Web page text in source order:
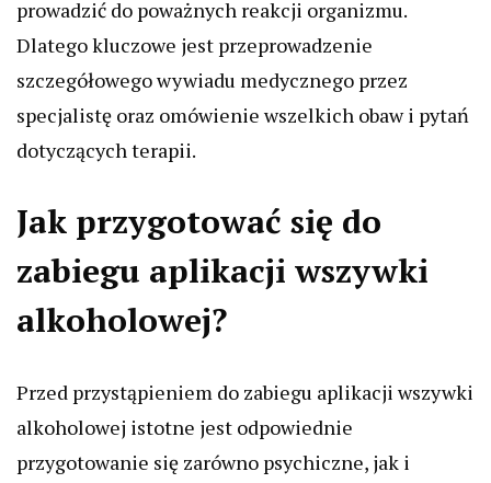
prowadzić do poważnych reakcji organizmu.
Dlatego kluczowe jest przeprowadzenie
szczegółowego wywiadu medycznego przez
specjalistę oraz omówienie wszelkich obaw i pytań
dotyczących terapii.
Jak przygotować się do
zabiegu aplikacji wszywki
alkoholowej?
Przed przystąpieniem do zabiegu aplikacji wszywki
alkoholowej istotne jest odpowiednie
przygotowanie się zarówno psychiczne, jak i